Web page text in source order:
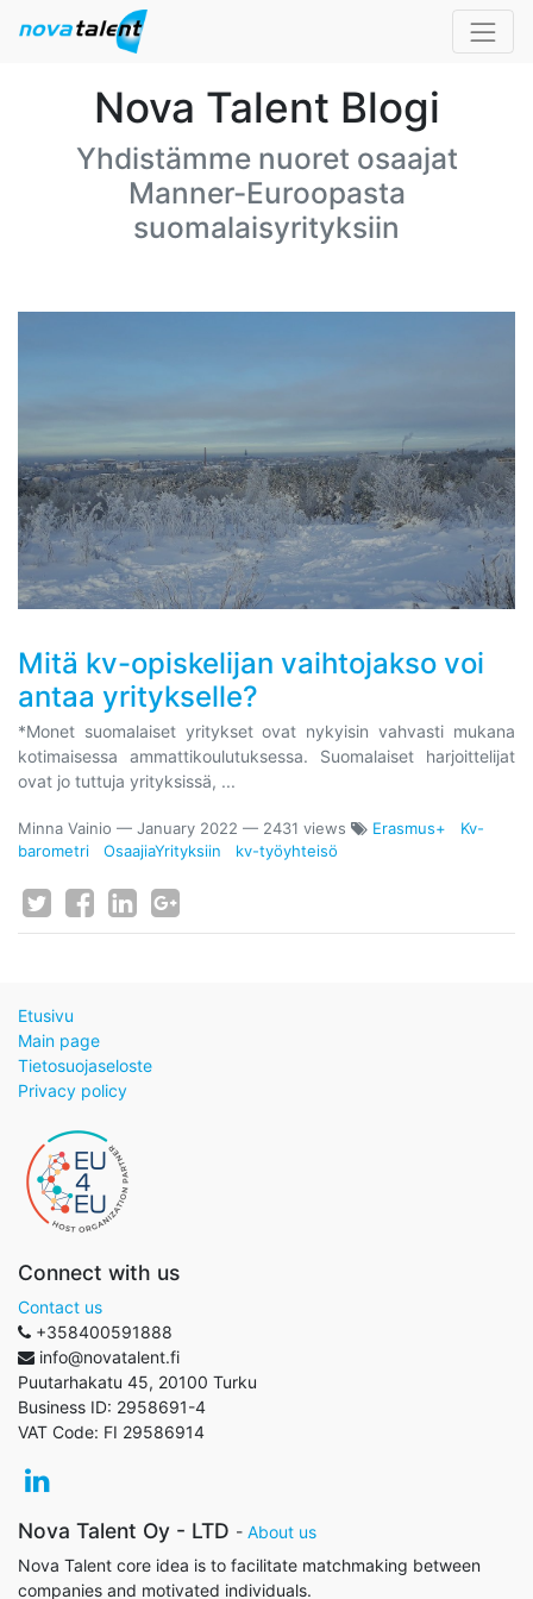
Nova Talent Blogi
Yhdistämme nuoret osaajat
Manner-Euroopasta
suomalaisyrityksiin
Mitä kv-opiskelijan vaihtojakso voi
antaa yritykselle?
*Monet suomalaiset yritykset ovat nykyisin vahvasti mukana
kotimaisessa ammattikoulutuksessa. Suomalaiset harjoittelijat
ovat jo tuttuja yrityksissä, ...
Minna Vainio — January 2022 — 2431 views Erasmus+
Kv-
barometri
OsaajiaYrityksiin kv-työyhteisö
Etusivu
Main page
Tietosuojaseloste
Privacy policy
Connect with us
Contact us
+358400591888
info@novatalent.fi
Puutarhakatu 45, 20100 Turku
Business ID: 2958691-4
VAT Code: FI 29586914
Nova Talent Oy - LTD - About us
Nova Talent core idea is to facilitate matchmaking between
companies and motivated individuals.